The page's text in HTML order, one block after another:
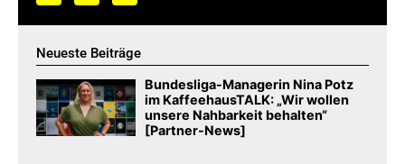
Neueste Beiträge
Bundesliga-Managerin Nina Potz
im KaffeehausTALK: „Wir wollen
unsere Nahbarkeit behalten“
[Partner-News]